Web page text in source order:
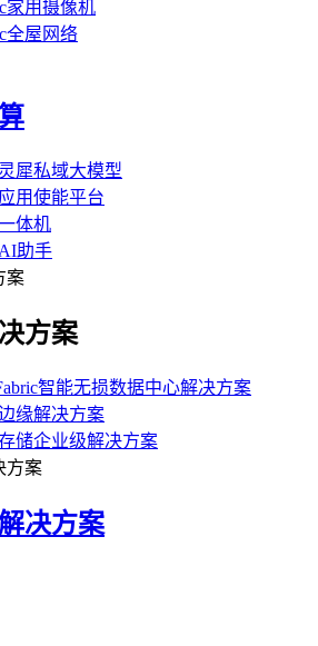
家用摄像机
全屋网络
犀私域大模型
用使能平台
体机
助手
案
方案
智能无损数据中心解决方案
缘解决方案
储企业级解决方案
方案
决方案